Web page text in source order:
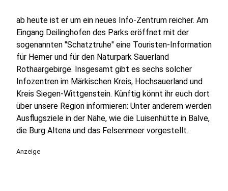
ab heute ist er um ein neues Info-Zentrum reicher. Am
Eingang Deilinghofen des Parks eröffnet mit der
sogenannten "Schatztruhe" eine Touristen-Information
für Hemer und für den Naturpark Sauerland
Rothaargebirge. Insgesamt gibt es sechs solcher
Infozentren im Märkischen Kreis, Hochsauerland und
Kreis Siegen-Wittgenstein. Künftig könnt ihr euch dort
über unsere Region informieren: Unter anderem werden
Ausflugsziele in der Nähe, wie die Luisenhütte in Balve,
die Burg Altena und das Felsenmeer vorgestellt.
Anzeige